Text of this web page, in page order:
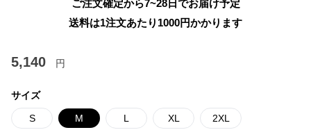
ご注文確定から7~28日でお届け予定
送料は1注文あたり 1000円かかります
5,140 円
サイズ
S M L XL 2XL